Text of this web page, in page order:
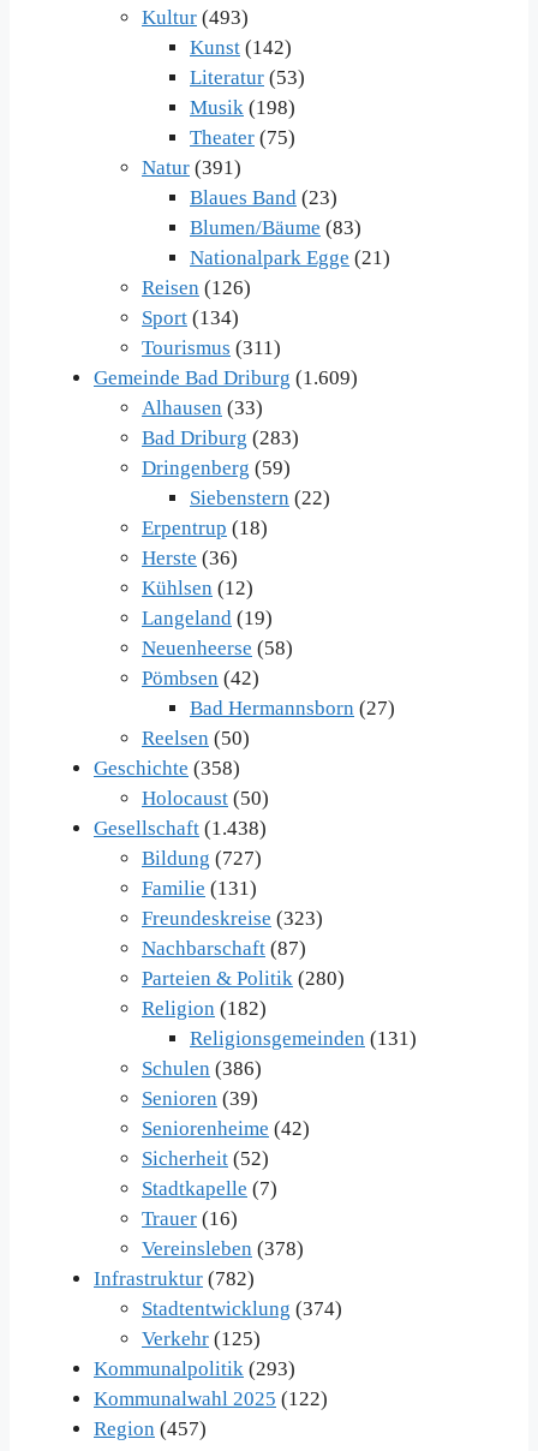
Kultur (493)
Kunst (142)
Literatur (53)
Musik (198)
Theater (75)
Natur (391)
Blaues Band (23)
Blumen/Bäume (83)
Nationalpark Egge (21)
Reisen (126)
Sport (134)
Tourismus (311)
Gemeinde Bad Driburg (1.609)
Alhausen (33)
Bad Driburg (283)
Dringenberg (59)
Siebenstern (22)
Erpentrup (18)
Herste (36)
Kühlsen (12)
Langeland (19)
Neuenheerse (58)
Pömbsen (42)
Bad Hermannsborn (27)
Reelsen (50)
Geschichte (358)
Holocaust (50)
Gesellschaft (1.438)
Bildung (727)
Familie (131)
Freundeskreise (323)
Nachbarschaft (87)
Parteien & Politik (280)
Religion (182)
Religionsgemeinden (131)
Schulen (386)
Senioren (39)
Seniorenheime (42)
Sicherheit (52)
Stadtkapelle (7)
Trauer (16)
Vereinsleben (378)
Infrastruktur (782)
Stadtentwicklung (374)
Verkehr (125)
Kommunalpolitik (293)
Kommunalwahl 2025 (122)
Region (457)